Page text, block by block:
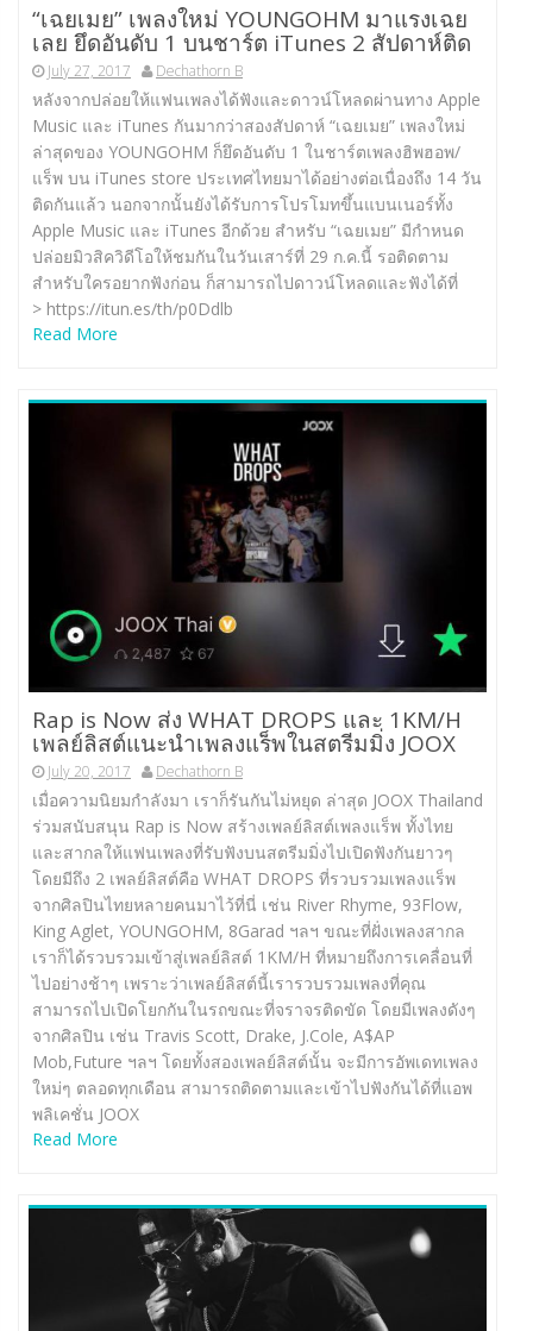
“เฉยเมย” เพลงใหม่ YOUNGOHM มาแรงเฉย
เลย ยึดอันดับ 1 บนชาร์ต iTunes 2 สัปดาห์ติด
July 27, 2017 Dechathorn B
หลังจากปล่อยให้แฟนเพลงได้ฟังและดาวน์โหลดผ่านทาง Apple
Music และ iTunes กันมากว่าสองสัปดาห์ “เฉยเมย” เพลงใหม่
ล่าสุดของ YOUNGOHM ก็ยึดอันดับ 1 ในชาร์ตเพลงฮิพฮอพ/
แร็พ บน iTunes store ประเทศไทยมาได้อย่างต่อเนื่องถึง 14 วัน
ติดกันแล้ว นอกจากนั้นยังได้รับการโปรโมทขึ้นแบนเนอร์ทั้ง
Apple Music และ iTunes อีกด้วย สำหรับ “เฉยเมย” มีกำหนด
ปล่อยมิวสิควิดีโอให้ชมกันในวันเสาร์ที่ 29 ก.ค.นี้ รอติดตาม
สำหรับใครอยากฟังก่อน ก็สามารถไปดาวน์โหลดและฟังได้ที่
> https://itun.es/th/p0Ddlb
Read More
Rap is Now ส่ง WHAT DROPS และ 1KM/H
เพลย์ลิสต์แนะนำเพลงแร็พในสตรีมมิ่ง JOOX
July 20, 2017 Dechathorn B
เมื่อความนิยมกำลังมา เราก็รันกันไม่หยุด ล่าสุด JOOX Thailand
ร่วมสนับสนุน Rap is Now สร้างเพลย์ลิสต์เพลงแร็พ ทั้งไทย
และสากลให้แฟนเพลงที่รับฟังบนสตรีมมิ่งไปเปิดฟังกันยาวๆ
โดยมีถึง 2 เพลย์ลิสต์คือ WHAT DROPS ที่รวบรวมเพลงแร็พ
จากศิลปินไทยหลายคนมาไว้ที่นี่ เช่น River Rhyme, 93Flow,
King Aglet, YOUNGOHM, 8Garad ฯลฯ ขณะที่ฝั่งเพลงสากล
เราก็ได้รวบรวมเข้าสู่เพลย์ลิสต์ 1KM/H ที่หมายถึงการเคลื่อนที่
ไปอย่างช้าๆ เพราะว่าเพลย์ลิสต์นี้เรารวบรวมเพลงที่คุณ
สามารถไปเปิดโยกกันในรถขณะที่จราจรติดขัด โดยมีเพลงดังๆ
จากศิลปิน เช่น Travis Scott, Drake, J.Cole, A$AP
Mob,Future ฯลฯ โดยทั้งสองเพลย์ลิสต์นั้น จะมีการอัพเดทเพลง
ใหม่ๆ ตลอดทุกเดือน สามารถติดตามและเข้าไปฟังกันได้ที่แอพ
พลิเคชั่น JOOX
Read More